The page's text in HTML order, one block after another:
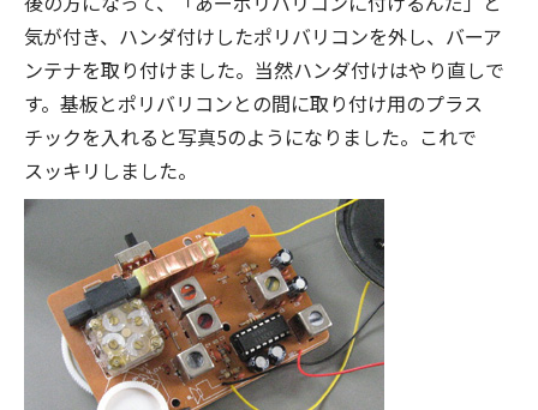
気が付き、ハンダ付けしたポリバリコンを外し、バーア
ンテナを取り付けました。当然ハンダ付けはやり直しで
す。基板とポリバリコンとの間に取り付け用のプラス
チックを入れると写真5のようになりました。これで
スッキリしました。